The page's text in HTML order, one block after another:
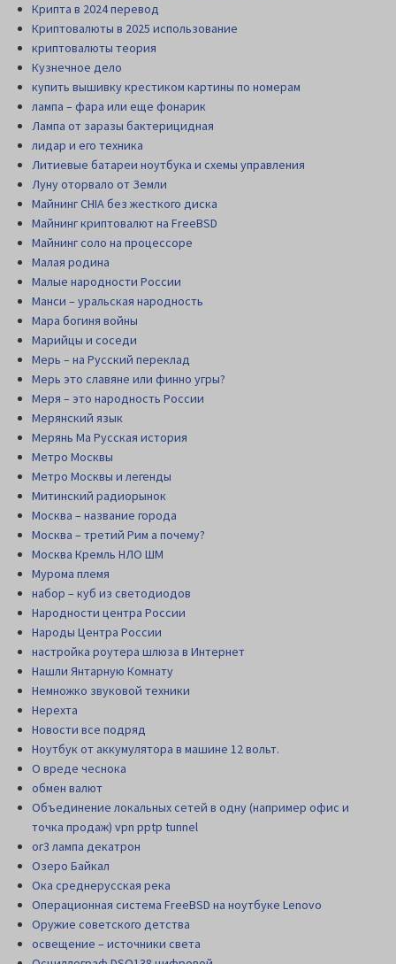
Крипта в 2024 перевод
Криптовалюты в 2025 использование
криптовалюты теория
Кузнечное дело
купить вышивку крестиком картины по номерам
лампа – фара или еще фонарик
Лампа от заразы бактерицидная
лидар и его техника
Литиевые батареи ноутбука и схемы управления
Луну оторвало от Земли
Майнинг CHIA без жесткого диска
Майнинг криптовалют на FreeBSD
Майнинг соло на процессоре
Малая родина
Малые народности России
Манси – уральская народность
Мара богиня войны
Марийцы и соседи
Мерь – на Русский переклад
Мерь это славяне или финно угры?
Меря – это народность России
Мерянский язык
Мерянь Ма Русская история
Метро Москвы
Метро Москвы и легенды
Митинский радиорынок
Москва – название города
Москва – третий Рим а почему?
Москва Кремль НЛО ШМ
Мурома племя
набор – куб из светодиодов
Народности центра России
Народы Центра России
настройка роутера шлюза в Интернет
Нашли Янтарную Комнату
Немножко звуковой техники
Нерехта
Новости все подряд
Ноутбук от аккумулятора в машине 12 вольт.
О вреде чеснока
обмен валют
Объединение локальных сетей в одну (например офис и
точка продаж) vpn pptp tunnel
ог3 лампа декатрон
Озеро Байкал
Ока среднерусская река
Операционная система FreeBSD на ноутбуке Lenovo
Оружие советского детства
освещение – источники света